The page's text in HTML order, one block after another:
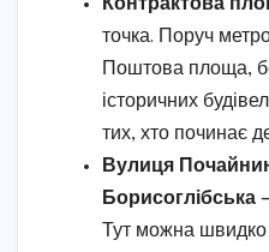
Контрактова
точка. Поруч
Поштова площа,
історичних
тих, хто починає
Вулиця
Борисоглібська
Тут можна швидко